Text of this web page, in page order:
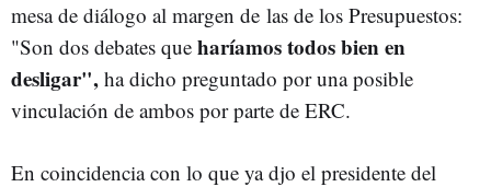
mesa de diálogo al margen de las de los Presupuestos:
"Son dos debates que haríamos todos bien en
desligar", ha dicho preguntado por una posible
vinculación de ambos por parte de ERC.
En coincidencia con lo que ya djo el presidente del